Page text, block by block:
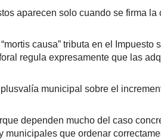
aparecen solo cuando se firma
causa” tributa en el
regula expresamente que las
municipal sobre el
dependen mucho del caso
municipales que ordenar